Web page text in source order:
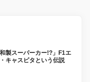
製スーパーカー!?」F1エ
キャスピタという伝説